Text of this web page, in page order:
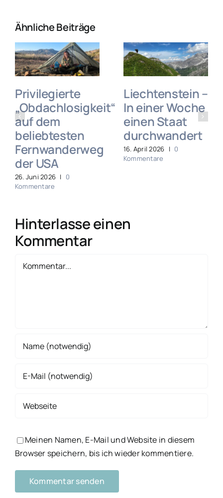
Ähnliche Beiträge
Privilegierte
„Obdachlosigkeit“
auf dem
beliebtesten
Fernwanderweg
der USA
26. Juni 2026 | 0
Kommentare
Liechtenstein –
In einer Woche
einen Staat
durchwandert
16. April 2026 | 0
Kommentare
Hinterlasse einen
Kommentar
Meinen Namen, E-Mail und Website in diesem
Browser speichern, bis ich wieder kommentiere.